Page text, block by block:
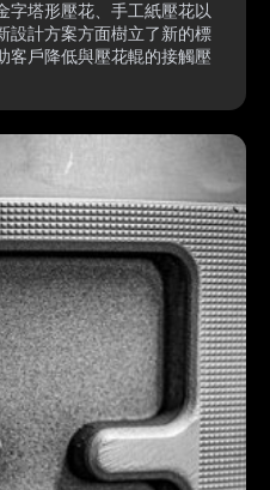
字塔形壓花、手工紙壓花以
設計方案方面樹立了新的標
客戶降低與壓花輥的接觸壓